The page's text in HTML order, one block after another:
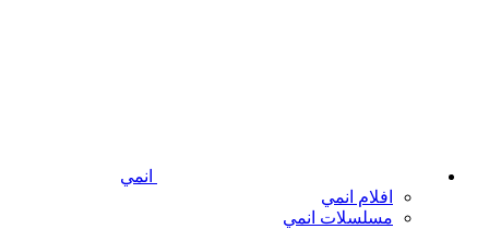
انمي
افلام انمي
مسلسلات انمي